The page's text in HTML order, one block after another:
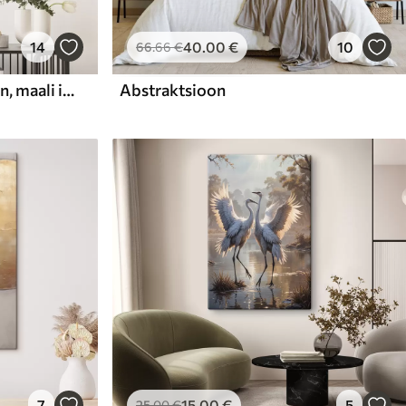
14
Abstraktne kompositsioon, maali imitatsioon
66.66€40.00€ 10
Abstraktsioon